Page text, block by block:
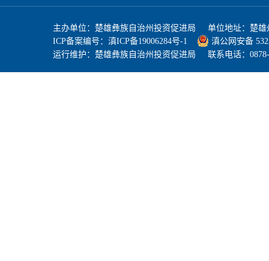
主办单位：楚雄彝族自治州投资促进局 单位地址：楚
ICP备案编号： 滇ICP备19006284号-1
滇公网安备
运行维护：楚雄彝族自治州投资促进局 联系电话：